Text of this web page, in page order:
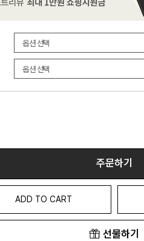
주문하기
ADD TO CART
선물하기